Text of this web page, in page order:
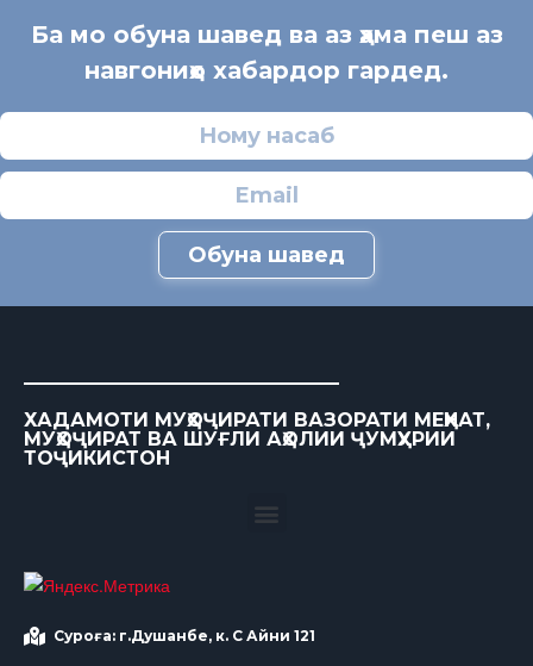
Ба мо обуна шавед ва аз ҳама пеш аз
навгониҳо хабардор гардед.
Обуна шавед
ХАДАМОТИ МУҲОҶИРАТИ ВАЗОРАТИ МЕҲНАТ,
МУҲОҶИРАТ ВА ШУҒЛИ АҲОЛИИ ҶУМҲУРИИ
ТОҶИКИСТОН
Суроға: г.Душанбе, к. С Айни 121